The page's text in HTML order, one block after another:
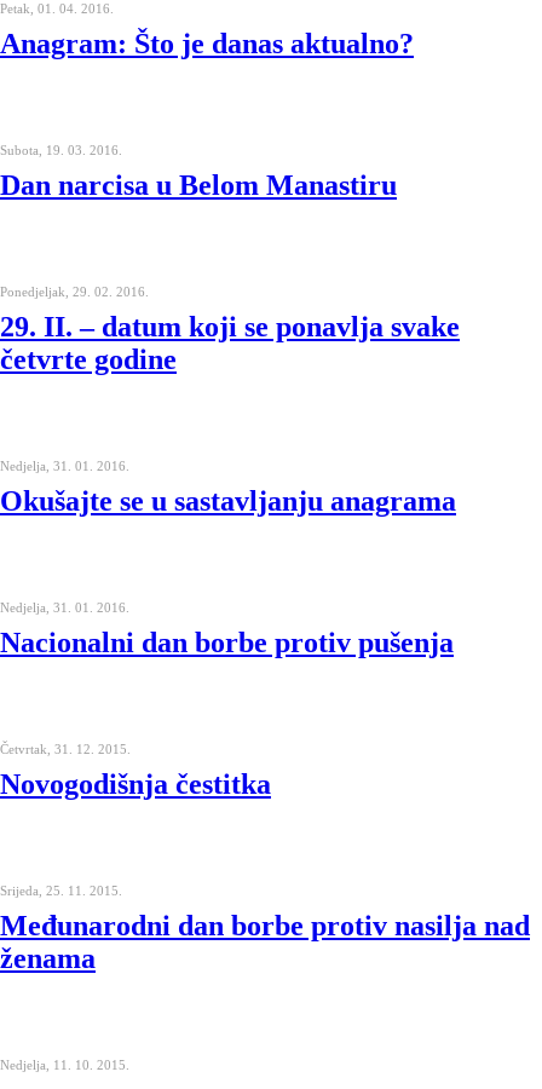
Petak, 01. 04. 2016.
Anagram: Što je danas aktualno?
Subota, 19. 03. 2016.
Dan narcisa u Belom Manastiru
Ponedjeljak, 29. 02. 2016.
29. II. – datum koji se ponavlja svake
četvrte godine
Nedjelja, 31. 01. 2016.
Okušajte se u sastavljanju anagrama
Nedjelja, 31. 01. 2016.
Nacionalni dan borbe protiv pušenja
Četvrtak, 31. 12. 2015.
Novogodišnja čestitka
Srijeda, 25. 11. 2015.
Međunarodni dan borbe protiv nasilja nad
ženama
Nedjelja, 11. 10. 2015.